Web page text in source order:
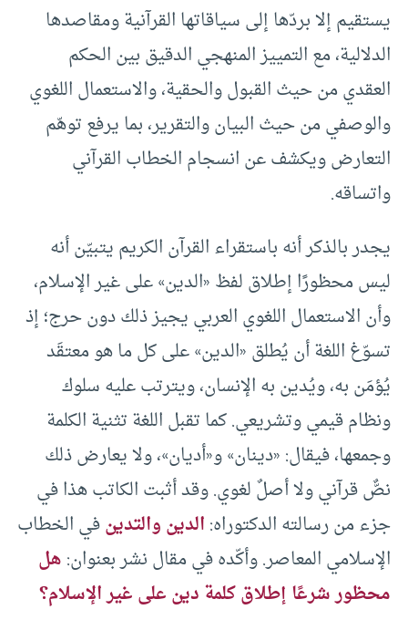
يستقيم إلا بردّها إلى سياقاتها القرآنية ومقاصدها
الدلالية، مع التمييز المنهجي الدقيق بين الحكم
العقدي من حيث القبول والحقية، والاستعمال اللغوي
والوصفي من حيث البيان والتقرير، بما يرفع توهّم
التعارض ويكشف عن انسجام الخطاب القرآني
واتساقه.
يجدر بالذكر أنه باستقراء القرآن الكريم يتبيّن أنه
ليس محظورًا إطلاق لفظ «الدين» على غير الإسلام،
وأن الاستعمال اللغوي العربي يجيز ذلك دون حرج؛ إذ
تسوّغ اللغة أن يُطلق «الدين» على كل ما هو معتقَد
يُؤمَن به، ويُدين به الإنسان، ويترتب عليه سلوك
ونظام قيمي وتشريعي. كما تقبل اللغة تثنية الكلمة
وجمعها، فيقال: «دينان» و«أديان»، ولا يعارض ذلك
نصٌّ قرآني ولا أصلٌ لغوي. وقد أثبت الكاتب هذا في
جزء من رسالته الدكتوراه:الدين والتدينفي الخطاب
الإسلامي المعاصر. وأكّده في مقال نشر بعنوان:هل
محظور شرعًا إطلاق كلمة دين على غير الإسلام؟